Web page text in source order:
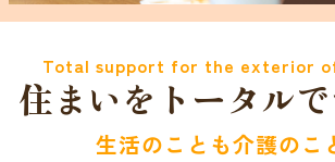
Total support for the exterior
住まいをトータル
生活のことも介護のこ